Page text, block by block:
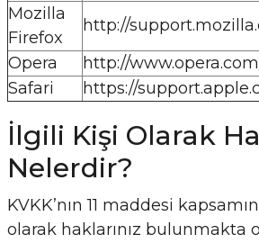
Mozilla
Firefox
http://
Opera
http://
Safari
https://
İlgili Kişi Olarak
Nelerdir?
KVKK’nın 11 maddesi
olarak haklarınız bulunmakta